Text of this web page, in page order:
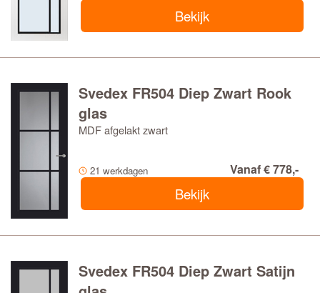
Bekijk
Svedex FR504 Diep Zwart Rook
glas
MDF afgelakt zwart
21 werkdagen Vanaf € 778,-
Bekijk
Svedex FR504 Diep Zwart Satijn